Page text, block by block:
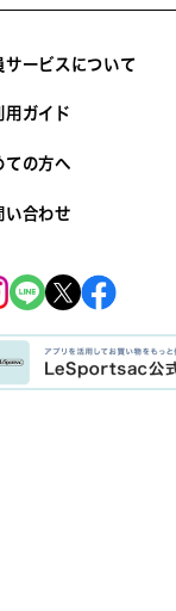
サービスについて
用ガイド
ての方へ
い合わせ